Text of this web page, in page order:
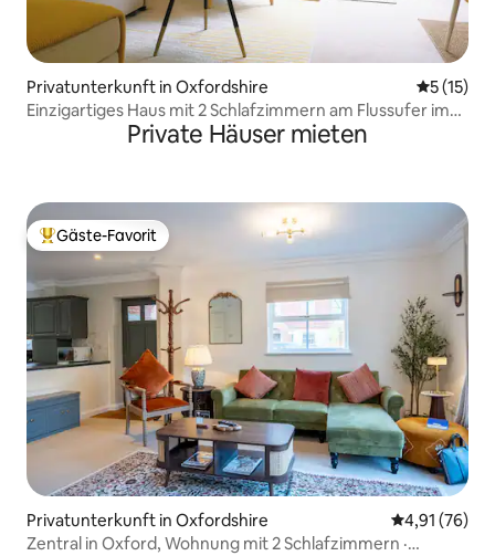
Privatunterkunft in Oxfordshire
5 (15)
Einzigartiges Haus mit 2 Schlafzimmern am Flussufer im
Zentrum von OxfordPrivate Häuser mieten
Beliebter Gäste-Favorit.
Gäste-Favorit
Privatunterkunft in Oxfordshire
4,91 (76)
Zentral in Oxford, Wohnung mit 2 Schlafzimmern ·